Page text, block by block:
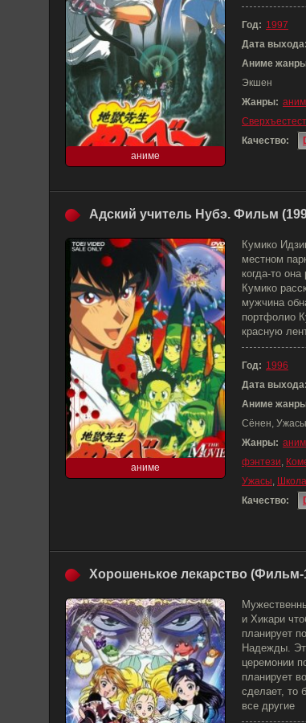
аниме
Год: 1997
Дата выхода:
Аниме
Экшен
Жанры:
Качество:
Адский учитель Нубэ. Фильм
аниме
Кумико
местном
когда-то
Кумико
мужчина
портфолио
красную
Год: 1996
Дата выхода:
Аниме
Сёнен,
Жанры:
фэнтези,
Ужасы, Школа
Качество:
Хорошенькое лекарство (Фильм-
и Хикари
планирует
Надежды.
церемонии
планирует
сделает, то
все другие